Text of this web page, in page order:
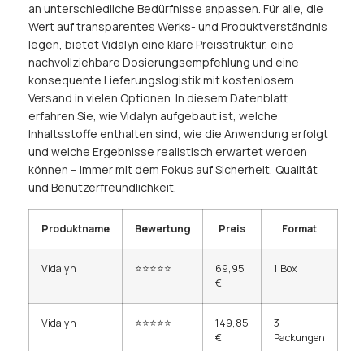
an unterschiedliche Bedürfnisse anpassen. Für alle, die
Wert auf transparentes Werks- und Produktverständnis
legen, bietet Vidalyn eine klare Preisstruktur, eine
nachvollziehbare Dosierungsempfehlung und eine
konsequente Lieferungslogistik mit kostenlosem
Versand in vielen Optionen. In diesem Datenblatt
erfahren Sie, wie Vidalyn aufgebaut ist, welche
Inhaltsstoffe enthalten sind, wie die Anwendung erfolgt
und welche Ergebnisse realistisch erwartet werden
können – immer mit dem Fokus auf Sicherheit, Qualität
und Benutzerfreundlichkeit.
Produktname Bewertung Preis Format
Vidalyn ⭐⭐⭐⭐⭐
69,95
€
1 Box
Vidalyn ⭐⭐⭐⭐⭐
149,85
€
3
Packungen